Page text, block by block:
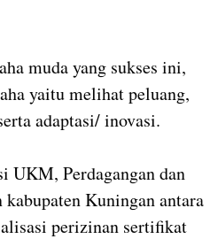
muda yang sukses ini,
yaitu melihat peluang,
adaptasi/ inovasi.
UKM, Perdagangan dan
Kuningan antara
perizinan sertifikat